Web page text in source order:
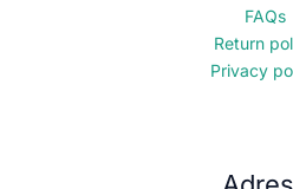
FAQs
Return
Privacy